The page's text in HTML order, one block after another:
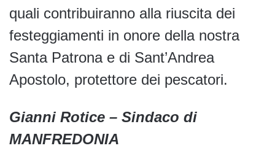
quali contribuiranno alla riuscita dei
festeggiamenti in onore della nostra
Santa Patrona e di Sant’Andrea
Apostolo, protettore dei pescatori.
Gianni Rotice – Sindaco di
MANFREDONIA